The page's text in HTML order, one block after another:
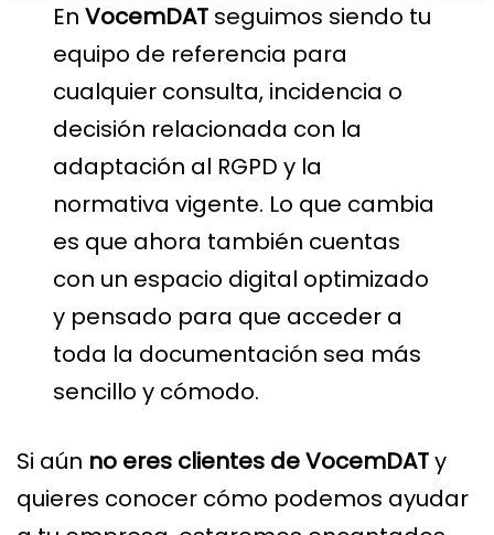
EnVocemDAT seguimos siendo tu
equipo de referencia para
cualquier consulta, incidencia o
decisión relacionada con la
adaptación al RGPD y la
normativa vigente. Lo que cambia
es que ahora también cuentas
con un espacio digital optimizado
y pensado para que acceder a
toda la documentación sea más
sencillo y cómodo.
Si aún no eres clientes de VocemDATy
quieres conocer cómo podemos ayudar